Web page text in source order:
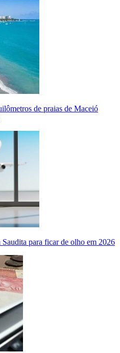
de praias de Maceió
para ficar de olho em 2026